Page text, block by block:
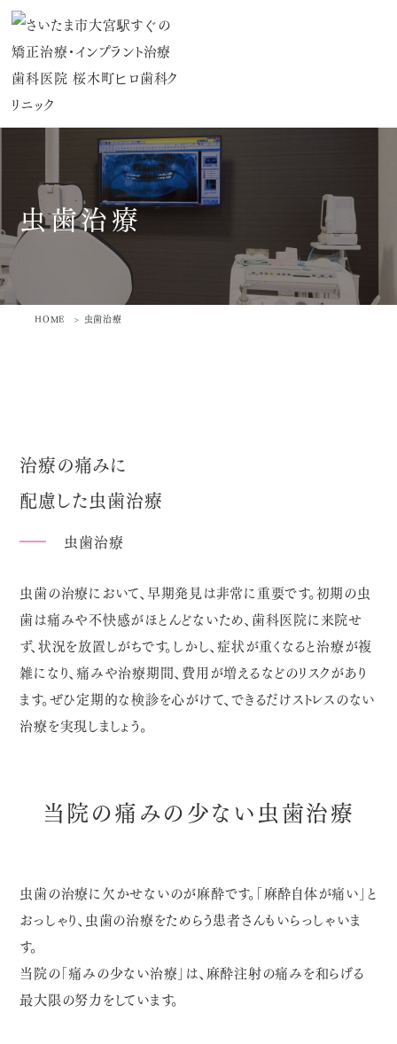
虫歯治療
HOME 虫歯治療
治療の痛みに
配慮した虫歯治療
虫歯治療
虫歯の治療において、早期発見は非常に重要です。初期の虫
歯は痛みや不快感がほとんどないため、歯科医院に来院せ
ず、状況を放置しがちです。しかし、症状が重くなると治療が複
雑になり、痛みや治療期間、費用が増えるなどのリスクがあり
ます。ぜひ定期的な検診を心がけて、できるだけストレスのない
治療を実現しましょう。
当院の痛みの少ない虫歯治療
虫歯の治療に欠かせないのが麻酔です。「麻酔自体が痛い」と
おっしゃり、虫歯の治療をためらう患者さんもいらっしゃいま
す。
当院の「痛みの少ない治療」は、麻酔注射の痛みを和らげる
最大限の努力をしています。